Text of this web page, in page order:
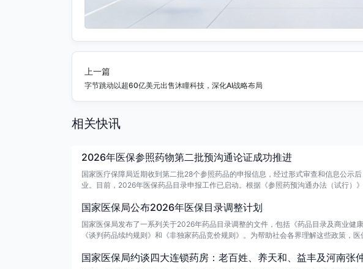
上一篇
字节跳动以超60亿美元出售沐瞳科技，深化AI战略布局
相关快讯
2026年医保参照药物第二批预沟通论证成功推进
国家医疗保障局近期收到第二批28个参照药品的申报信息，经过形式审查和信息公示
业。目前，2026年医保药品目录申报工作已启动。根据《参照药预沟通办法（试行）
国家医保局公布2026年医保目录调整计划
国家医保局发布了一系列关于2026年药品目录调整的文件，包括《药品目录及商业健
《谈判药品续约规则》和《非独家药品竞价规则》。为帮助社会各界理解这些政策，
国家医保局约谈四大连锁药房：老百姓、养天和、益丰及河南张